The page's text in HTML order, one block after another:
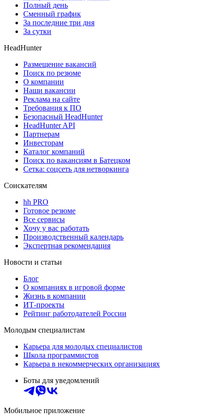
Полный день
Сменный график
За последние три дня
За сутки
HeadHunter
Размещение вакансий
Поиск по резюме
О компании
Наши вакансии
Реклама на сайте
Требования к ПО
Безопасный HeadHunter
HeadHunter API
Партнерам
Инвесторам
Каталог компаний
Поиск по вакансиям в Батецком
Сетка: соцсеть для нетворкинга
Соискателям
hh PRO
Готовое резюме
Все сервисы
Хочу у вас работать
Производственный календарь
Экспертная рекомендация
Новости и статьи
Блог
О компаниях в игровой форме
Жизнь в компании
ИТ-проекты
Рейтинг работодателей России
Молодым специалистам
Карьера для молодых специалистов
Школа программистов
Карьера в некоммерческих организациях
Боты для уведомлений
Мобильное приложение